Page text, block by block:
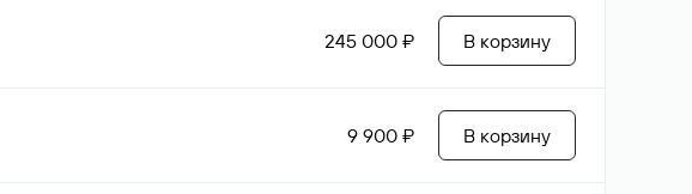
245 000 ₽ В корзину
9 900 ₽ В корзину